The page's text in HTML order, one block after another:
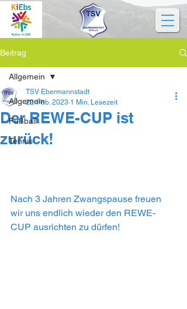
Beitrag
Allgemein
Fußball
Tennis
Allgemein
Der REWE-CUP ist
zurück!
TSV Ebermannstadt
22. Feb. 2023 1 Min. Lesezeit
Nach 3 Jahren Zwangspause freuen
wir uns endlich wieder den REWE-
CUP ausrichten zu dürfen!